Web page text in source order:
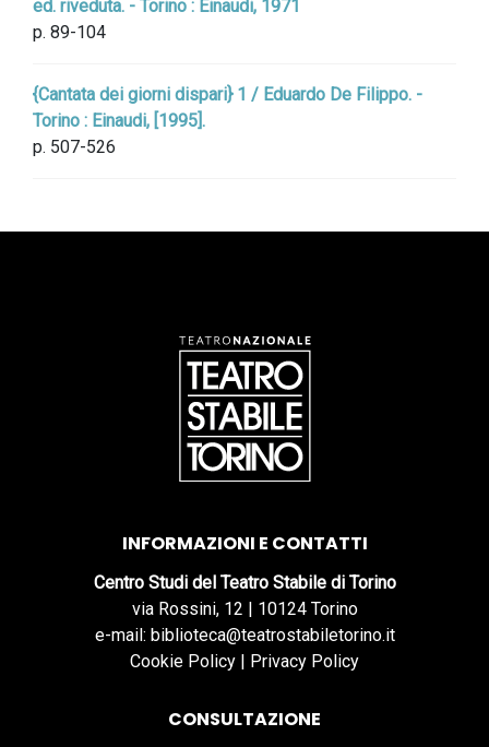
ed. riveduta. - Torino : Einaudi, 1971
p. 89-104
{Cantata dei giorni dispari} 1 / Eduardo De Filippo. -
Torino : Einaudi, [1995].
p. 507-526
INFORMAZIONI E CONTATTI
Centro Studi del Teatro Stabile di Torino
via Rossini, 12 | 10124 Torino
e-mail: biblioteca@teatrostabiletorino.it
Cookie Policy | Privacy Policy
CONSULTAZIONE